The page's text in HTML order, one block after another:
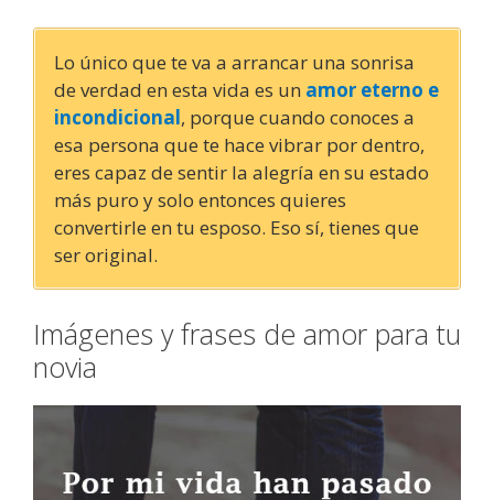
Lo único que te va a arrancar una sonrisa
de verdad en esta vida es un amor eterno e
incondicional, porque cuando conoces a
esa persona que te hace vibrar por dentro,
eres capaz de sentir la alegría en su estado
más puro y solo entonces quieres
convertirle en tu esposo. Eso sí, tienes que
ser original.
Imágenes y frases de amor para tu
novia